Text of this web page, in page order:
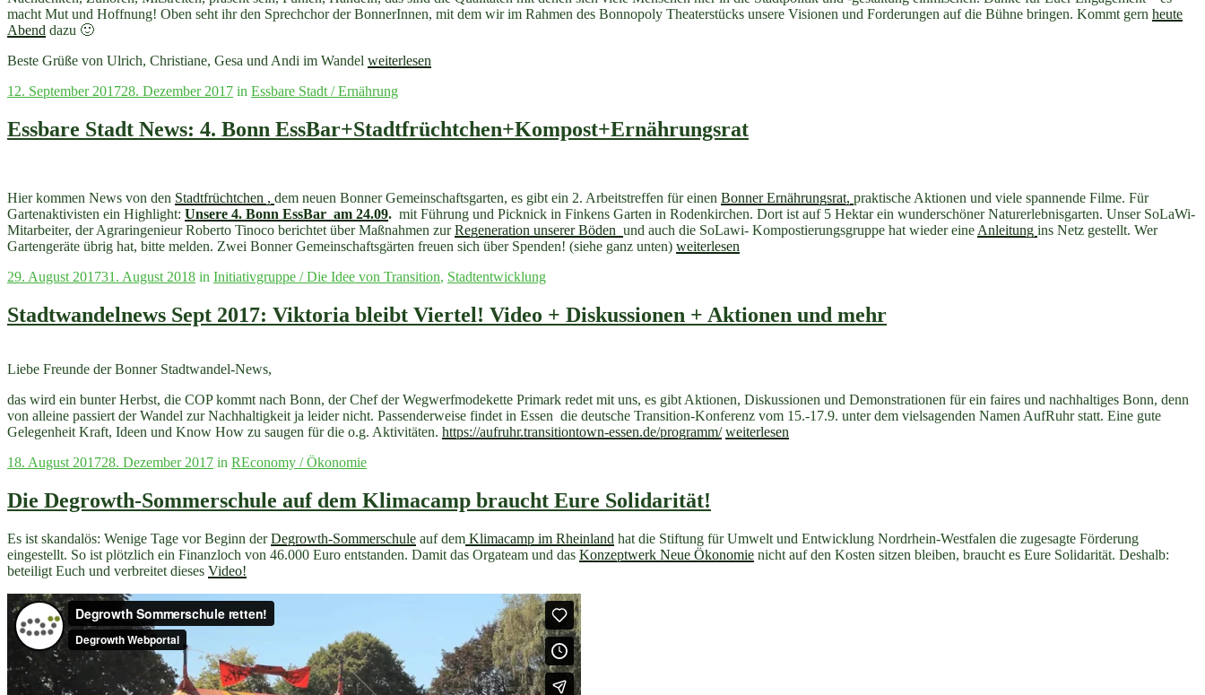
bewilligt!!!“
macht Mut und Hoffnung! Oben seht ihr den Sprechchor der BonnerInnen, mit dem wir im Rahmen des Bonnopoly Theaterstücks unsere Visionen und Forderungen auf die Bühne bringen. Kommt gern heute
Abend dazu 🙂
Beste Grüße von Ulrich, Christiane, Gesa und Andi im Wandel „Stadtwandelnews
2017:
Viktoriaviertel
/
/
Strand
in
der
Stadt
/
VeloWerft
Mass“
weiterlesen
Veröffentlicht
12. September 201728. Dezember 2017 in Essbare Stadt / Ernährung
Essbare Stadt News: 4. Bonn EssBar+Stadtfrüchtchen+Kompost+Ernährungsrat
Hier kommen News von den Stadtfrüchtchen , dem neuen Bonner Gemeinschaftsgarten, es gibt ein 2. Arbeitstreffen für einen Bonner Ernährungsrat, praktische Aktionen und viele spannende Filme. Für
Gartenaktivisten ein Highlight: Unsere 4. Bonn EssBar am 24.09. mit Führung und Picknick in Finkens Garten in Rodenkirchen. Dort ist auf 5 Hektar ein wunderschöner Naturerlebnisgarten. Unser SoLaWi-
Mitarbeiter, der Agraringenieur Roberto Tinoco berichtet über Maßnahmen zurRegeneration unserer Böden und auch die SoLawi- Kompostierungsgruppe hat wieder eine Anleitung ins Netz gestellt. Wer
Gartengeräte übrig hat, bitte melden. Zwei Bonner Gemeinschaftsgärten freuen sich über Spenden! (siehe ganz unten) „Essbare
Bonn
EssBar+Stadtfrüchtchen+Kompost+Ernährungsrat“
weiterlesen
Veröffentlicht
29. August 201731. August 2018 in Initiativgruppe / Die Idee von Transition, Stadtentwicklung
Stadtwandelnews Sept 2017: Viktoria bleibt Viertel! Video + Diskussionen + Aktionen und mehr
Liebe Freunde der Bonner Stadtwandel-News,
das wird ein bunter Herbst, die COP kommt nach Bonn, der Chef der Wegwerfmodekette Primark redet mit uns, es gibt Aktionen, Diskussionen und Demonstrationen für ein faires und nachhaltiges Bonn, denn
von alleine passiert der Wandel zur Nachhaltigkeit ja leider nicht. Passenderweise findet in Essen die deutsche Transition-Konferenz vom 15.-17.9. unter dem vielsagenden Namen AufRuhr statt. Eine gute
Gelegenheit Kraft, Ideen und Know How zu saugen für die o.g. Aktivitäten. https://aufruhr.transitiontown-essen.de/programm/ „Stadtwandelnews
+
Diskussionen
weiterlesen
Veröffentlicht
18. August 201728. Dezember 2017 in REconomy / Ökonomie
Die Degrowth-Sommerschule auf dem Klimacamp braucht Eure Solidarität!
Es ist skandalös: Wenige Tage vor Beginn derDegrowth-Sommerschule auf dem Klimacamp im Rheinland hat die Stiftung für Umwelt und Entwicklung Nordrhein-Westfalen die zugesagte Förderung
eingestellt. So ist plötzlich ein Finanzloch von 46.000 Euro entstanden. Damit das Orgateam und das Konzeptwerk Neue Ökonomie nicht auf den Kosten sitzen bleiben, braucht es Eure Solidarität. Deshalb:
beteiligt Euch und verbreitet dieses Video!